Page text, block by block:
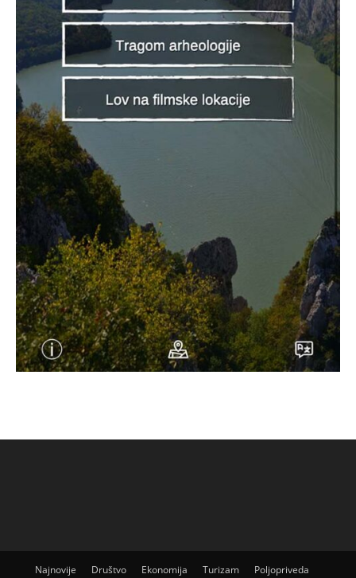
Najnovije Društvo Ekonomija Turizam Poljopriveda